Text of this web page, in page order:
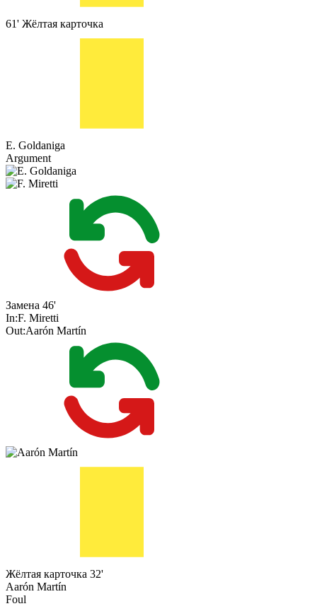
61' Жёлтая карточка
E. Goldaniga
Argument
Замена 46'
In:F. Miretti
Out:Aarón Martín
Жёлтая карточка 32'
Aarón Martín
Foul